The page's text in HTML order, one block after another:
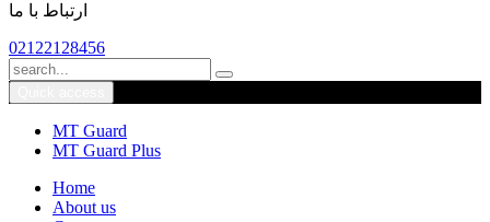
ارتباط با ما
02122128456
MT Guard
MT Guard Plus
Home
About us